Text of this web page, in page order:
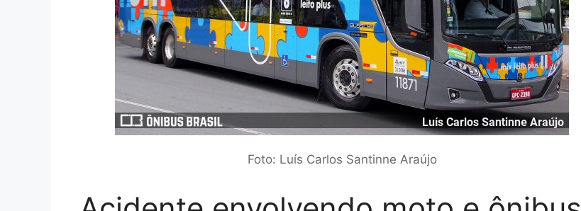
Foto: Luís Carlos Santinne Araújo